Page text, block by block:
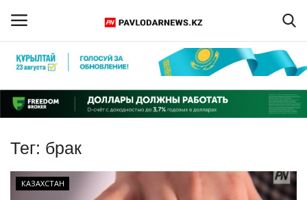
Регистрация
Главная
Обратная связь
ПАВЛОДАРСКАЯ ОБЛАСТЬ
Тег: брак
КАЗАХСТАН